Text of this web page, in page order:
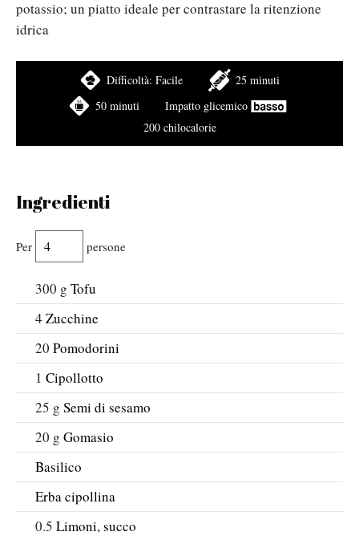
potassio; un piatto ideale per contrastare la ritenzione
idrica
Difficoltà: Facile
25 minuti
50 minuti
Impatto glicemico
200 chilocalorie
Ingredienti
Per persone
300 g Tofu
4 Zucchine
20 Pomodorini
1 Cipollotto
25 g Semi di sesamo
20 g Gomasio
Basilico
Erba cipollina
0.5 Limoni, succo